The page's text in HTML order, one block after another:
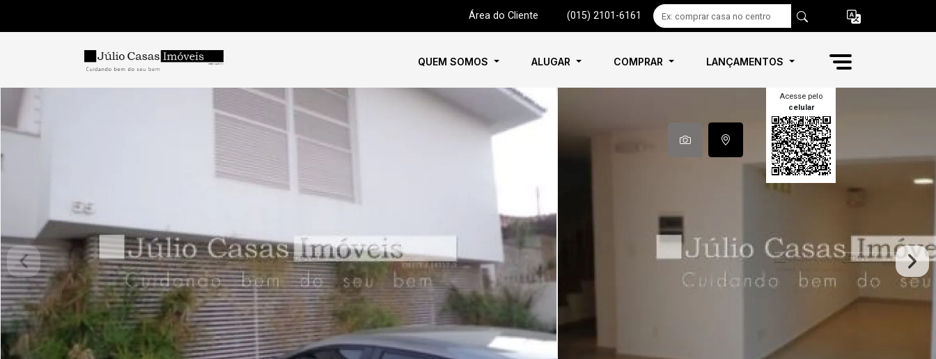
Área do Cliente (015) 2101-6161
QUEM SOMOS ALUGAR COMPRAR LANÇAMENTOS
Acesse pelo
celular